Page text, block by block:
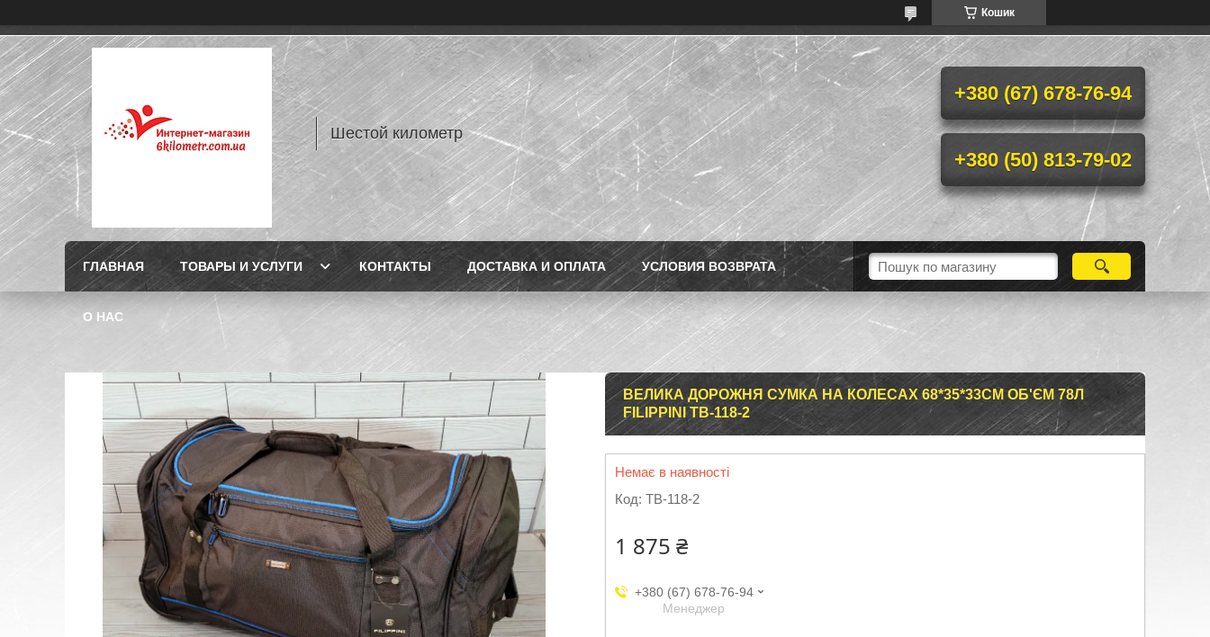
Кошик
Шестой километр
+380 (67) 678-76-94
+380 (50) 813-79-02
ГЛАВНАЯ ТОВАРЫ И УСЛУГИ КОНТАКТЫ ДОСТАВКА И ОПЛАТА УСЛОВИЯ ВОЗВРАТА
О НАС
ВЕЛИКА ДОРОЖНЯ СУМКА НА КОЛЕСАХ 68*35*33СМ ОБ'ЄМ 78Л
FILIPPINI TB-118-2
Немає в наявності
Код: TB-118-2
1 875 ₴
+380 (67) 678-76-94
Менеджер